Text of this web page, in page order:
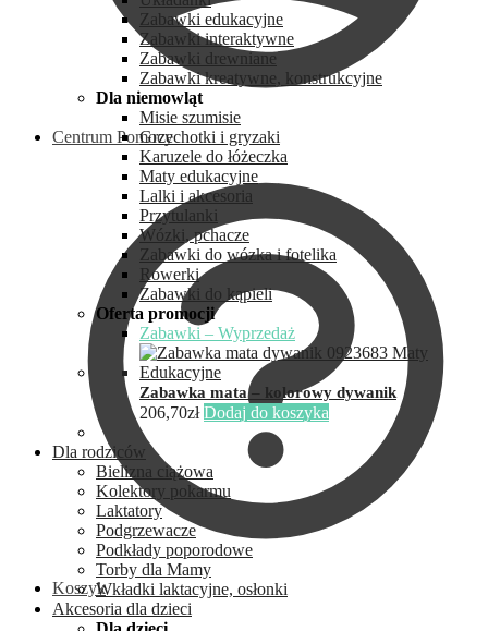
Centrum Pomocy
Koszyk
Zabawki edukacyjne
Zabawki interaktywne
Zabawki drewniane
Zabawki kreatywne, konstrukcyjne
Dla niemowląt
Misie szumisie
Grzechotki i gryzaki
Karuzele do łóżeczka
Maty edukacyjne
Lalki i akcesoria
Przytulanki
Wózki, pchacze
Zabawki do wózka i fotelika
Rowerki
Zabawki do kąpieli
Oferta promocji
Zabawki – Wyprzedaż
Zabawka mata – kolorowy dywanik
206,70zł Dodaj do koszyka
Dla rodziców
Bielizna ciążowa
Kolektory pokarmu
Laktatory
Podgrzewacze
Podkłady poporodowe
Torby dla Mamy
Wkładki laktacyjne, osłonki
Akcesoria dla dzieci